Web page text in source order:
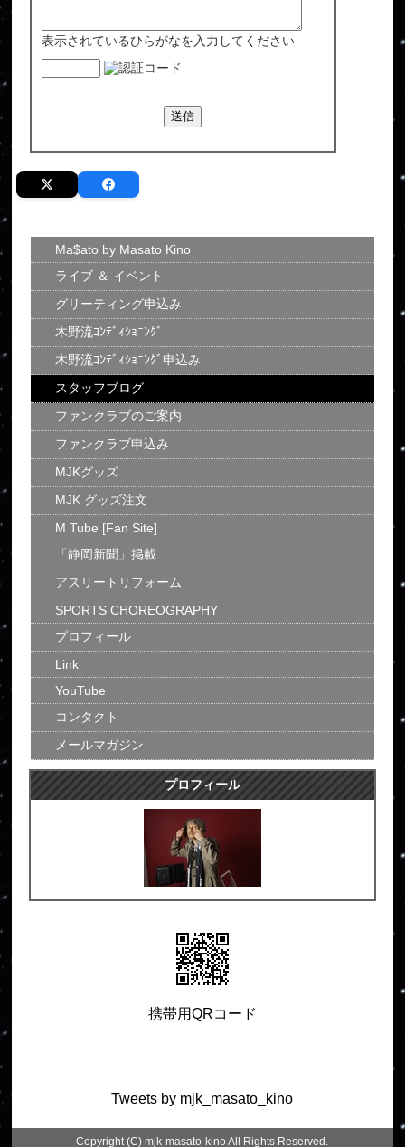
表示されているひらがなを入力してください
Ma$ato by Masato Kino
ライブ ＆ イベント
グリーティング申込み
木野流ｺﾝﾃﾞｨｼｮﾆﾝｸﾞ
木野流ｺﾝﾃﾞｨｼｮﾆﾝｸﾞ申込み
スタッフブログ
ファンクラブのご案内
ファンクラブ申込み
MJKグッズ
MJK グッズ注文
M Tube [Fan Site]
「静岡新聞」掲載
アスリートリフォーム
SPORTS CHOREOGRAPHY
プロフィール
Link
YouTube
コンタクト
メールマガジン
プロフィール
携帯用QRコード
Tweets by mjk_masato_kino
Copyright (C) mjk-masato-kino All Rights Reserved.